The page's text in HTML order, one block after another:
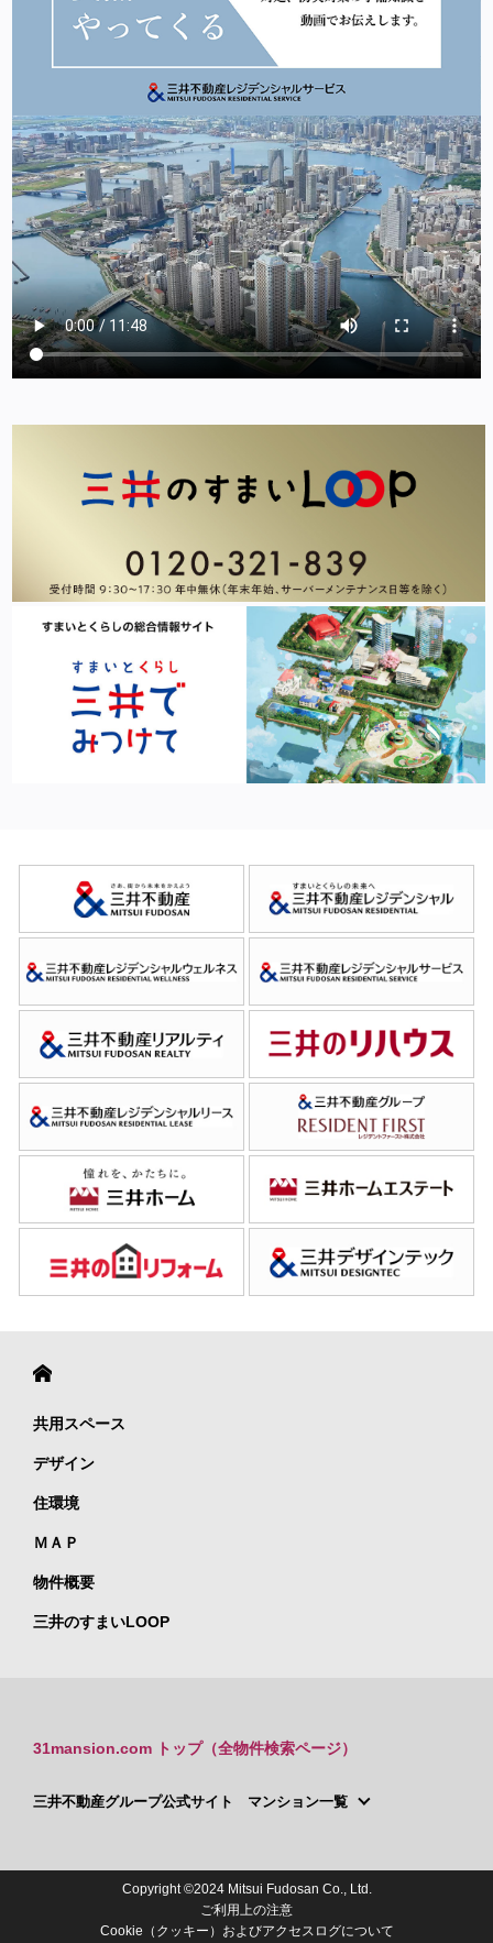
共用スペース
デザイン
住環境
ＭＡＰ
物件概要
三井のすまいLOOP
31mansion.com トップ（全物件検索ページ）
三井不動産グループ公式サイト マンション一覧
Copyright ©2024 Mitsui Fudosan Co., Ltd.
ご利用上の注意
Cookie（クッキー）およびアクセスログについて